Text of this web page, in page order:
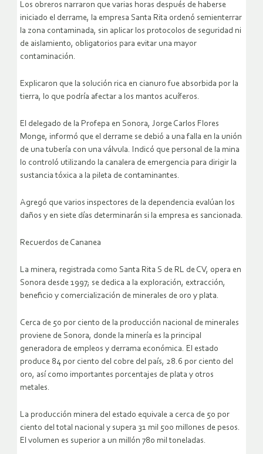
Los obreros narraron que varias horas después de haberse
iniciado el derrame, la empresa Santa Rita ordenó semienterrar
la zona contaminada, sin aplicar los protocolos de seguridad ni
de aislamiento, obligatorios para evitar una mayor
contaminación.
Explicaron que la solución rica en cianuro fue absorbida por la
tierra, lo que podría afectar a los mantos acuíferos.
El delegado de la Profepa en Sonora, Jorge Carlos Flores
Monge, informó que el derrame se debió a una falla en la unión
de una tubería con una válvula. Indicó que personal de la mina
lo controló utilizando la canalera de emergencia para dirigir la
sustancia tóxica a la pileta de contaminantes.
Agregó que varios inspectores de la dependencia evalúan los
daños y en siete días determinarán si la empresa es sancionada.
Recuerdos de Cananea
La minera, registrada como Santa Rita S de RL de CV, opera en
Sonora desde 1997; se dedica a la exploración, extracción,
beneficio y comercialización de minerales de oro y plata.
Cerca de 50 por ciento de la producción nacional de minerales
proviene de Sonora, donde la minería es la principal
generadora de empleos y derrama económica. El estado
produce 84 por ciento del cobre del país, 28.6 por ciento del
oro, así como importantes porcentajes de plata y otros
metales.
La producción minera del estado equivale a cerca de 50 por
ciento del total nacional y supera 31 mil 500 millones de pesos.
El volumen es superior a un millón 780 mil toneladas.